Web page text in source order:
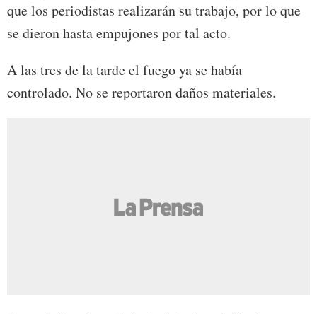
que los periodistas realizarán su trabajo, por lo que
se dieron hasta empujones por tal acto.
A las tres de la tarde el fuego ya se había
controlado. No se reportaron daños materiales.